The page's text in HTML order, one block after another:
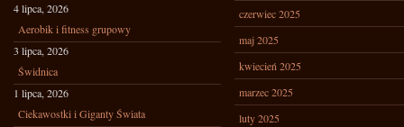
4 lipca, 2026
Aerobik i fitness grupowy
3 lipca, 2026
Świdnica
1 lipca, 2026
Ciekawostki i Giganty Świata
czerwiec 2025
maj 2025
kwiecień 2025
marzec 2025
luty 2025